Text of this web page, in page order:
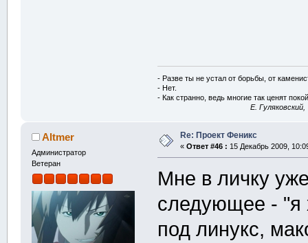
- Разве ты не устал от борьбы, от
- Нет.
- Как странно, ведь многие так ценят
E.
Altmer
Администратор
Ветеран
Re: Проект Феникс
« Ответ #46 : 15 Декабрь 2009,
Мне в личку
следующее - "я
под линукс,